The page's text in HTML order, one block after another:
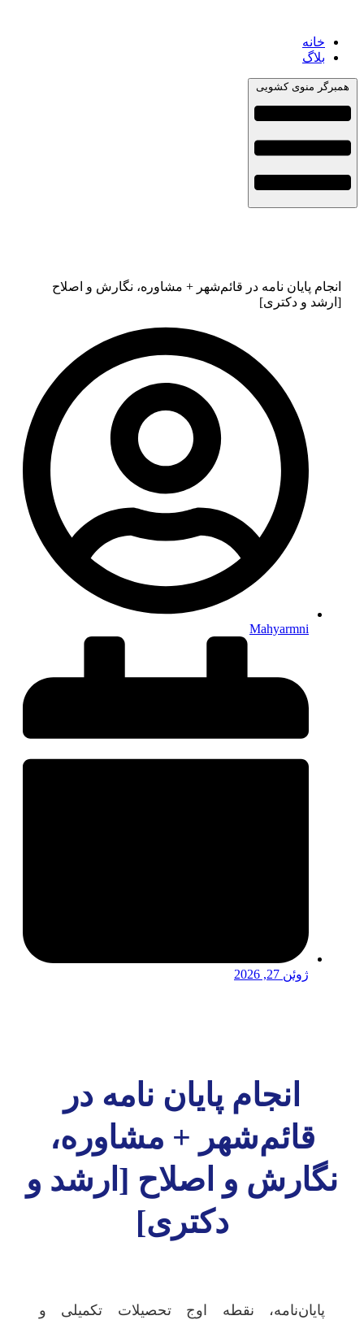
خانه
بلاگ
همبرگر منوی کشویی
انجام پایان نامه در قائم‌شهر + مشاوره، نگارش و اصلاح
[ارشد و دکتری]
Mahyarmni
ژوئن 27, 2026
انجام پایان نامه در
قائم‌شهر + مشاوره،
نگارش و اصلاح [ارشد و
دکتری]
پایان‌نامه، نقطه اوج تحصیلات تکمیلی و